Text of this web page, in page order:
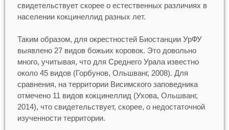
свидетельствует скорее о естественных различиях в
населении кокцинеллид разных лет.
Таким образом, для окрестностей Биостанции УрФУ
выявлено 27 видов божьих коровок. Это довольно
много, учитывая, что для Среднего Урала известно
около 45 видов (Горбунов, Ольшванг, 2008). Для
сравнения, на территории Висимского заповедника
отмечено 11 видов кокцинеллид (Ухова, Ольшванг,
2014), что свидетельствует, скорее, о недостаточной
изученности территории.